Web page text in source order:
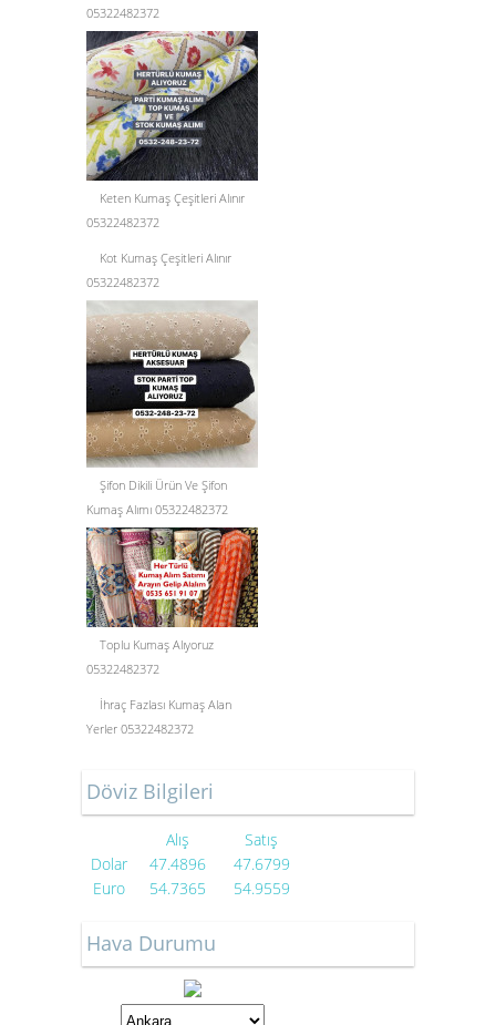
05322482372
Keten Kumaş Çeşitleri Alınır
05322482372
Kot Kumaş Çeşitleri Alınır
05322482372
Şifon Dikili Ürün Ve Şifon
Kumaş Alımı 05322482372
Toplu Kumaş Alıyoruz
05322482372
İhraç Fazlası Kumaş Alan
Yerler 05322482372
Döviz Bilgileri
Alış
Satış
Dolar
47.4896
47.6799
Euro
54.7365 54.9559
Hava Durumu